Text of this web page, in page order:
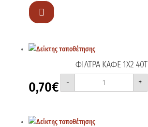

ΦΙΛΤΡΑ ΚΑΦΕ 1X2 40T
0,70€ -
ΦΙΛΤΡΑ
1X2
+